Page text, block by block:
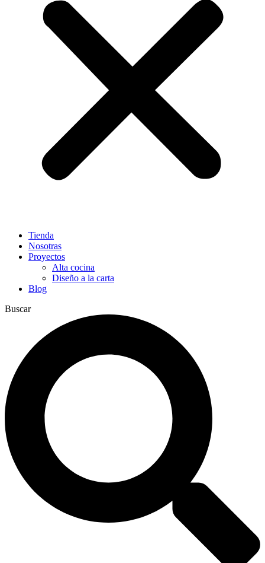
Tienda
Nosotras
Proyectos
Alta cocina
Diseño a la carta
Blog
Buscar